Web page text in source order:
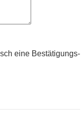
eine Bestätigungs-